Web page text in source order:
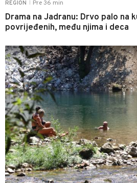
REGION Pre 36 min
Drama na Jadranu: Drvo palo na
povrijeđenih, među njima i deca